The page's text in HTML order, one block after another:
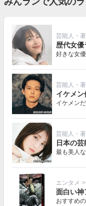
芸能人・
歴代女
好きな女
芸能人・
イケメ
イケメン
芸能人・
日本の
最も美人
エンタメ >
面白い神
おすすめ